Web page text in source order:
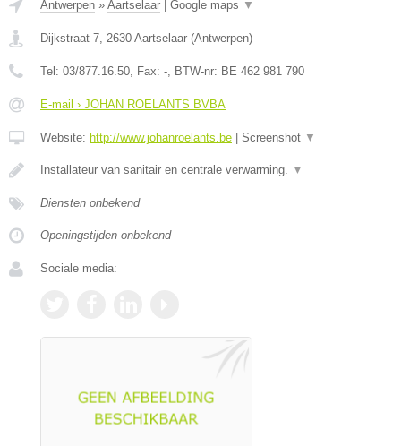
Antwerpen » Aartselaar Google maps ▼
Dijkstraat 7, 2630 Aartselaar (Antwerpen)
Tel: 03/877.16.50, Fax: -, BTW-nr: BE 462 981 790
E-mail › JOHAN ROELANTS BVBA
Website: http://www.johanroelants.be Screenshot ▼
Installateur van sanitair en centrale verwarming. ▼
Diensten onbekend
Openingstijden onbekend
Sociale media: